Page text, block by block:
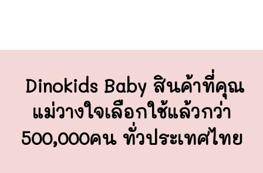
Dinokids Baby สินค้าที่คุณ
แม่วางใจเลือกใช้แล้วกว่า
500,000คน ทั่วประเทศไทย